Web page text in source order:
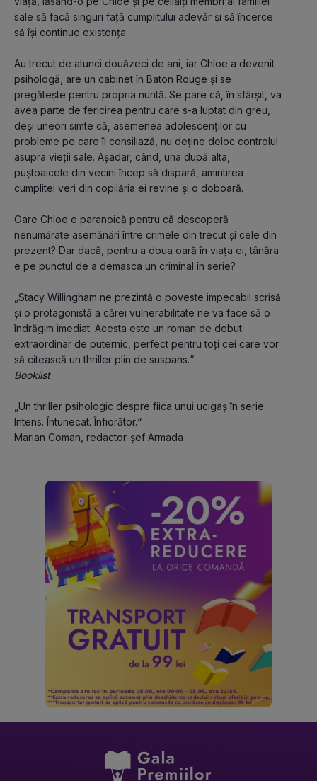
sale să facă singuri față cumplitului adevăr și să încerce
să își continue existența.
Au trecut de atunci douăzeci de ani, iar Chloe a devenit
psihologă, are un cabinet în Baton Rouge și se
pregătește pentru propria nuntă. Se pare că, în sfârșit, va
avea parte de fericirea pentru care s-a luptat din greu,
deși uneori simte că, asemenea adolescenților cu
probleme pe care îi consiliază, nu deține deloc controlul
asupra vieții sale. Așadar, când, una după alta,
puștoaicele din vecini încep să dispară, amintirea
cumplitei veri din copilăria ei revine și o doboară.
Oare Chloe e paranoică pentru că descoperă
nenumărate asemănări între crimele din trecut și cele din
prezent? Dar dacă, pentru a doua oară în viața ei, tânăra
e pe punctul de a demasca un criminal în serie?
„Stacy Willingham ne prezintă o poveste impecabil scrisă
și o protagonistă a cărei vulnerabilitate ne va face să o
îndrăgim imediat. Acesta este un roman de debut
extraordinar de puternic, perfect pentru toți cei care vor
să citească un thriller plin de suspans.“
Booklist
„Un thriller psihologic despre fiica unui ucigaș în serie.
Intens. Întunecat. Înfiorător.“
Marian Coman, redactor-șef Armada